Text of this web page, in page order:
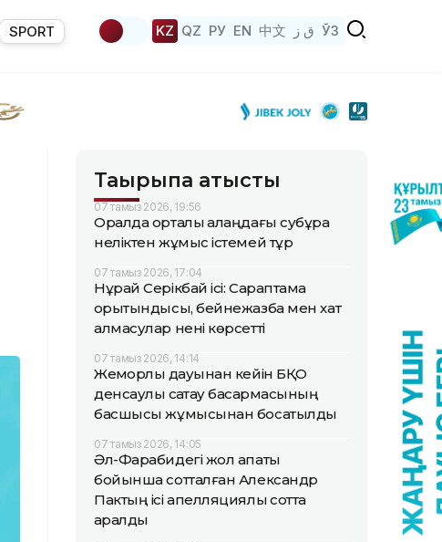
SPORT KZ QZ РУ EN 中文 ق ز ЎЗ
Тақырыпқа қатысты
07 тамыз 2026, 19:56
Оралда орталық алаңдағы субұрқақ
неліктен жұмыс істемей тұр
07 тамыз 2026, 17:04
Нұрай Серікбай ісі: Сараптама
қорытындысы, бейнежазба мен хат
алмасулар нені көрсетті
07 тамыз 2026, 14:14
Жемқорлық дауынан кейін БҚО
денсаулық сақтау басқармасының
басшысы жұмысынан босатылды
07 тамыз 2026, 14:05
Әл-Фарабидегі жол апаты
бойынша сотталған Александр
Пактың ісі апелляциялық сотта
қаралды